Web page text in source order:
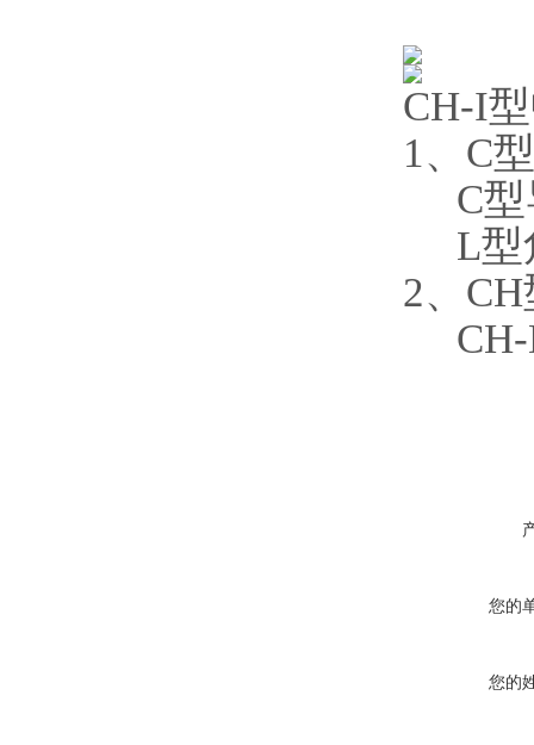
CH-I
1、C
C型
L型
2、
CH-
您的
您的